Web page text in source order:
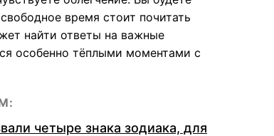
время стоит почитать
найти ответы на важные
особенно тёплыми моментами с
четыре знака зодиака, для